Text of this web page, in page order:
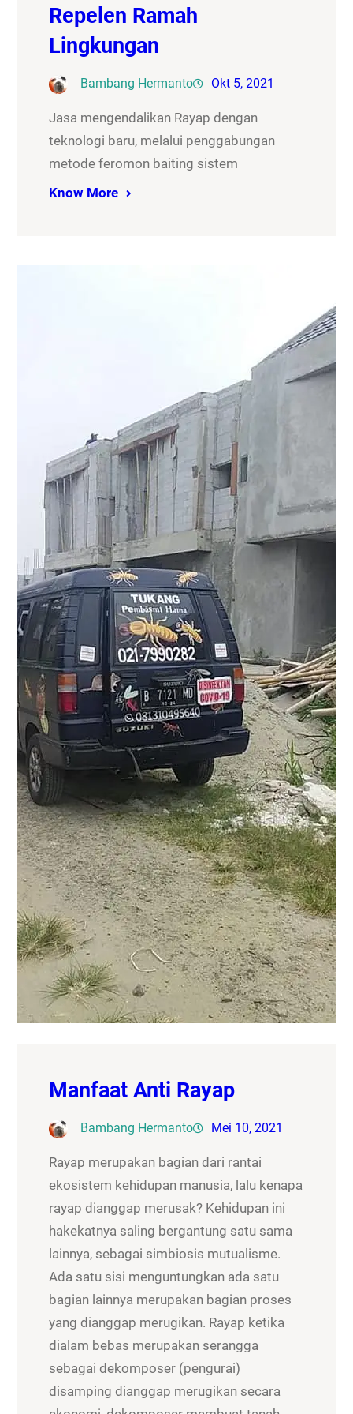
Repelen Ramah
Lingkungan
Bambang Hermanto Okt 5, 2021
Jasa mengendalikan Rayap dengan
teknologi baru, melalui penggabungan
metode feromon baiting sistem
Know More
Manfaat Anti Rayap
Bambang Hermanto Mei 10, 2021
Rayap merupakan bagian dari rantai
ekosistem kehidupan manusia, lalu kenapa
rayap dianggap merusak? Kehidupan ini
hakekatnya saling bergantung satu sama
lainnya, sebagai simbiosis mutualisme.
Ada satu sisi menguntungkan ada satu
bagian lainnya merupakan bagian proses
yang dianggap merugikan. Rayap ketika
dialam bebas merupakan serangga
sebagai dekomposer (pengurai)
disamping dianggap merugikan secara